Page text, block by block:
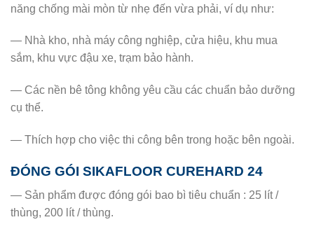
năng chống mài mòn từ nhẹ đến vừa phải, ví dụ như:
— Nhà kho, nhà máy công nghiệp, cửa hiệu, khu mua
sắm, khu vực đậu xe, trạm bảo hành.
— Các nền bê tông không yêu cầu các chuẩn bảo dưỡng
cụ thể.
— Thích hợp cho việc thi công bên trong hoặc bên ngoài.
ĐÓNG GÓI SIKAFLOOR CUREHARD 24
— Sản phẩm được đóng gói bao bì tiêu chuẩn : 25 lít /
thùng, 200 lít / thùng.